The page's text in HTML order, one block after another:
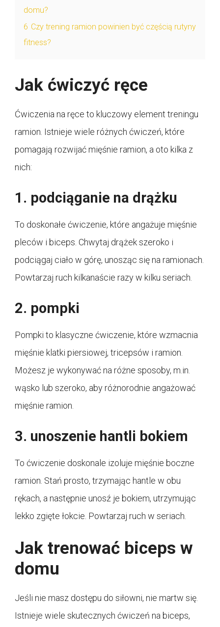
domu?
6 Czy trening ramion powinien być częścią rutyny
fitness?
Jak ćwiczyć ręce
Ćwiczenia na ręce to kluczowy element treningu
ramion. Istnieje wiele różnych ćwiczeń, które
pomagają rozwijać mięśnie ramion, a oto kilka z
nich:
1. podciąganie na drążku
To doskonałe ćwiczenie, które angażuje mięśnie
pleców i biceps. Chwytaj drążek szeroko i
podciągaj ciało w górę, unosząc się na ramionach.
Powtarzaj ruch kilkanaście razy w kilku seriach.
2. pompki
Pompki to klasyczne ćwiczenie, które wzmacnia
mięśnie klatki piersiowej, tricepsów i ramion.
Możesz je wykonywać na różne sposoby, m.in.
wąsko lub szeroko, aby różnorodnie angażować
mięśnie ramion.
3. unoszenie hantli bokiem
To ćwiczenie doskonale izoluje mięśnie boczne
ramion. Stań prosto, trzymając hantle w obu
rękach, a następnie unosź je bokiem, utrzymując
lekko zgięte łokcie. Powtarzaj ruch w seriach.
Jak trenować biceps w
domu
Jeśli nie masz dostępu do siłowni, nie martw się.
Istnieje wiele skutecznych ćwiczeń na biceps,